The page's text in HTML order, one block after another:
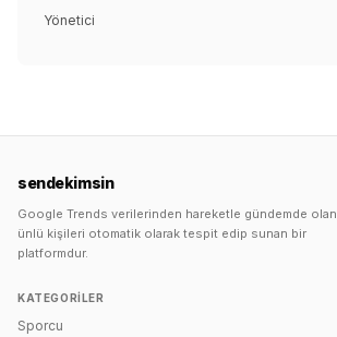
Yönetici
sendekimsin
Google Trends verilerinden hareketle gündemde olan
ünlü kişileri otomatik olarak tespit edip sunan bir
platformdur.
KATEGORILER
Sporcu